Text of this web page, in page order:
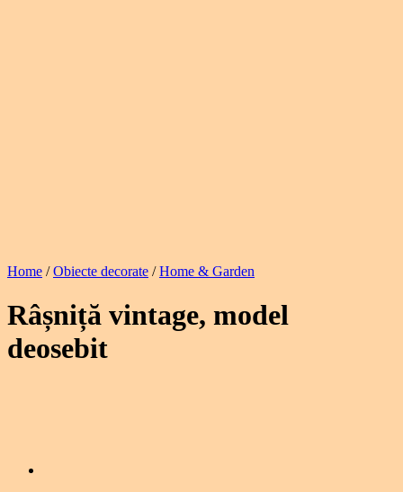
Home / Obiecte decorate / Home & Garden
Râșniță vintage, model
deosebit